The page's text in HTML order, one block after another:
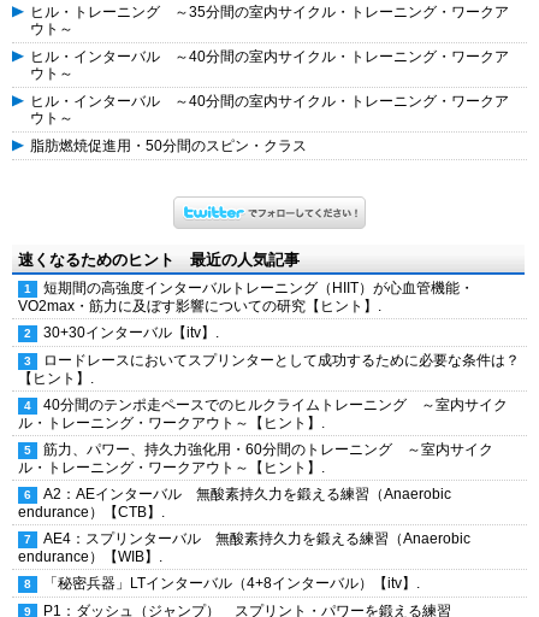
ヒル・トレーニング ～35分間の室内サイクル・トレーニング・ワークア
ウト～
ヒル・インターバル ～40分間の室内サイクル・トレーニング・ワークア
ウト～
ヒル・インターバル ～40分間の室内サイクル・トレーニング・ワークア
ウト～
脂肪燃焼促進用・50分間のスピン・クラス
速くなるためのヒント 最近の人気記事
短期間の高強度インターバルトレーニング（HIIT）が心血管機能・
VO2max・筋力に及ぼす影響についての研究【ヒント】.
30+30インターバル【itv】.
ロードレースにおいてスプリンターとして成功するために必要な条件は？
【ヒント】.
40分間のテンポ走ペースでのヒルクライムトレーニング ～室内サイク
ル・トレーニング・ワークアウト～【ヒント】.
筋力、パワー、持久力強化用・60分間のトレーニング ～室内サイク
ル・トレーニング・ワークアウト～【ヒント】.
A2：AEインターバル 無酸素持久力を鍛える練習（Anaerobic
endurance）【CTB】.
AE4：スプリンターバル 無酸素持久力を鍛える練習（Anaerobic
endurance）【WIB】.
「秘密兵器」LTインターバル（4+8インターバル）【itv】.
P1：ダッシュ（ジャンプ） スプリント・パワーを鍛える練習